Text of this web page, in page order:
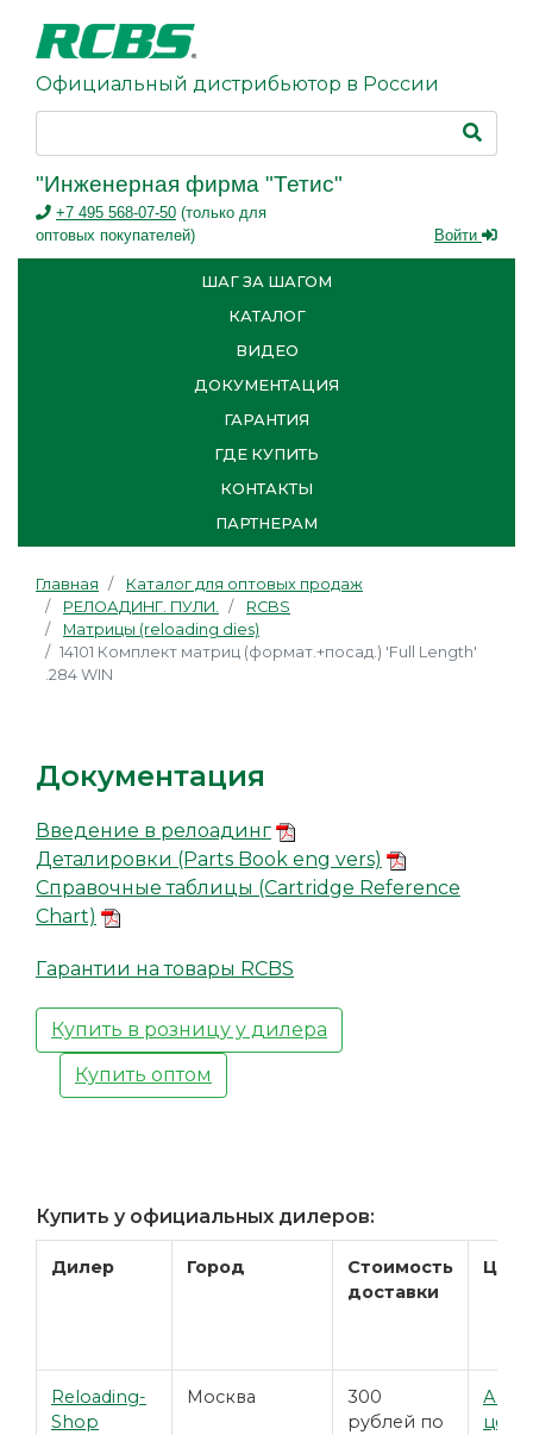
Официальный дистрибьютор в России
"Инженерная фирма "Тетис"
+7 495 568-07-50 (только для
оптовых покупателей)
Войти
ШАГ ЗА ШАГОМ
КАТАЛОГ
ВИДЕО
ДОКУМЕНТАЦИЯ
ГАРАНТИЯ
ГДЕ КУПИТЬ
КОНТАКТЫ
ПАРТНЕРАМ
Главная
Каталог для оптовых продаж
РЕЛОАДИНГ. ПУЛИ.
RCBS
Матрицы (reloading dies)
14101 Комплект матриц (формат.+посад.) 'Full Length'
.284 WIN
Документация
Введение в релоадинг
Деталировки (Parts Book eng vers)
Справочные таблицы (Cartridge Reference
Chart)
Гарантии на товары RCBS
Купить в розницу у дилера
Купить оптом
Купить у официальных дилеров:
Дилер Город
Стоимость
доставки
Reloading-
Shop
Москва
300
рублей по
цены